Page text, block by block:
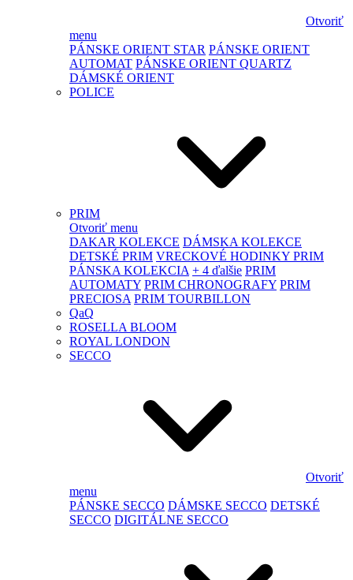
Otvoriť
menu
PÁNSKE ORIENT STAR PÁNSKE ORIENT
AUTOMAT PÁNSKE ORIENT QUARTZ
DÁMSKÉ ORIENT
POLICE
PRIM
Otvoriť menu
DAKAR KOLEKCE DÁMSKA KOLEKCE
DETSKÉ PRIM VRECKOVÉ HODINKY PRIM
PÁNSKA KOLEKCIA + 4 ďalšie PRIM
AUTOMATY PRIM CHRONOGRAFY PRIM
PRECIOSA PRIM TOURBILLON
QaQ
ROSELLA BLOOM
ROYAL LONDON
SECCO
Otvoriť
menu
PÁNSKE SECCO DÁMSKE SECCO DETSKÉ
SECCO DIGITÁLNE SECCO